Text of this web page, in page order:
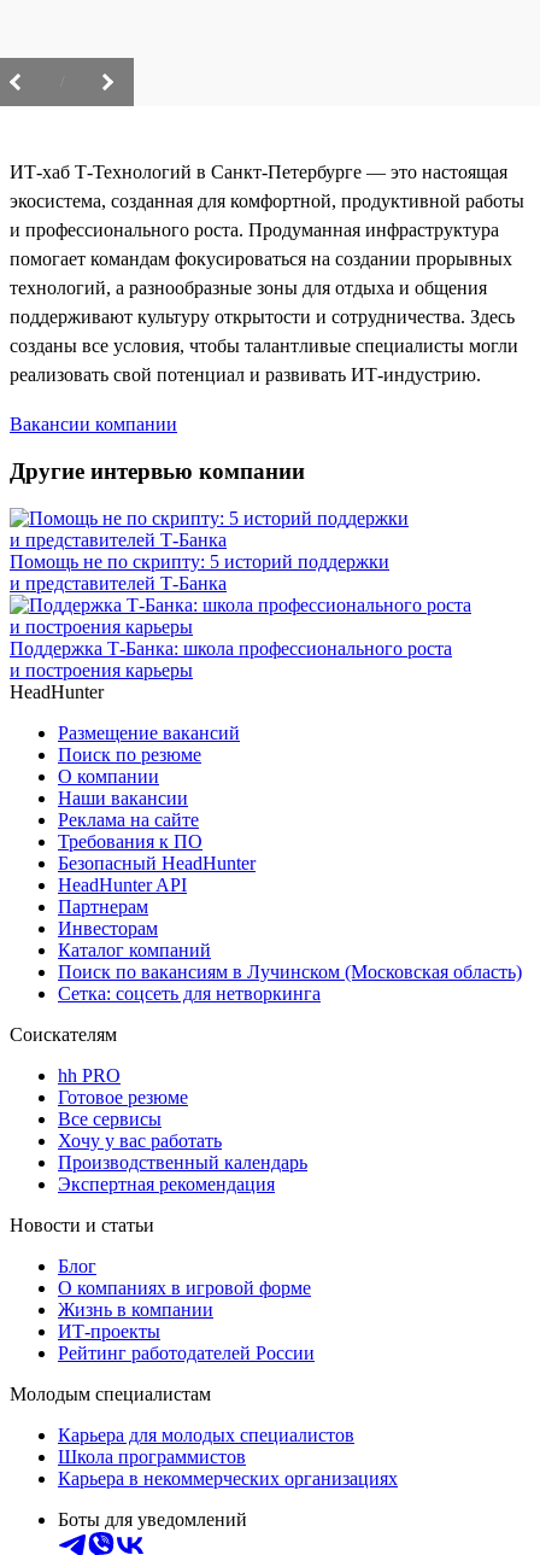
ИТ-хаб Т-Технологий в Санкт-Петербурге — это настоящая
экосистема, созданная для комфортной, продуктивной работы
и профессионального роста. Продуманная инфраструктура
помогает командам фокусироваться на создании прорывных
технологий, а разнообразные зоны для отдыха и общения
поддерживают культуру открытости и сотрудничества. Здесь
созданы все условия, чтобы талантливые специалисты могли
реализовать свой потенциал и развивать ИТ-индустрию.
Вакансии компании
Другие интервью компании
Помощь не по скрипту: 5 историй поддержки
и представителей Т-Банка
Поддержка Т-Банка: школа профессионального роста
и построения карьеры
HeadHunter
Размещение вакансий
Поиск по резюме
О компании
Наши вакансии
Реклама на сайте
Требования к ПО
Безопасный HeadHunter
HeadHunter API
Партнерам
Инвесторам
Каталог компаний
Поиск по вакансиям в Лучинском (Московская область)
Сетка: соцсеть для нетворкинга
Соискателям
hh PRO
Готовое резюме
Все сервисы
Хочу у вас работать
Производственный календарь
Экспертная рекомендация
Новости и статьи
Блог
О компаниях в игровой форме
Жизнь в компании
ИТ-проекты
Рейтинг работодателей России
Молодым специалистам
Карьера для молодых специалистов
Школа программистов
Карьера в некоммерческих организациях
Боты для уведомлений